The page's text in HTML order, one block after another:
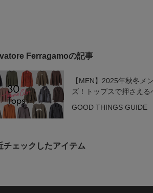
Ferragamoの記事
【MEN】2025年秋冬メン
ズ！トップスで押さえる
GOOD THINGS GUIDE
チェックしたアイテム